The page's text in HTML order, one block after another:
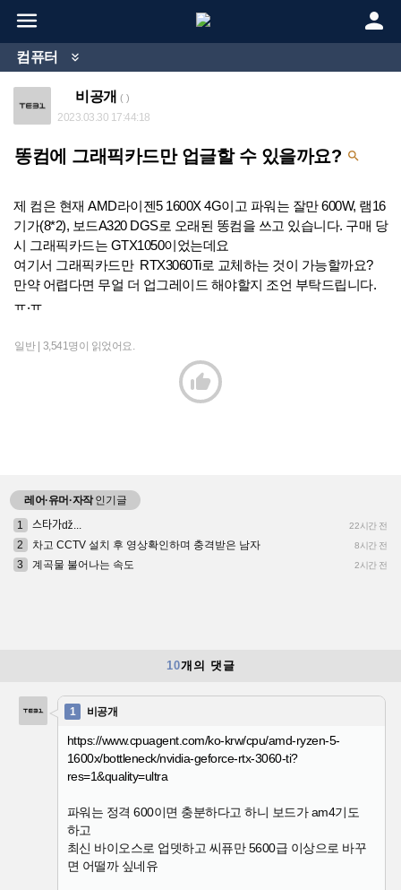
 
컴퓨터 
비공개 ( )
2023.03.30 17:44:18
똥컴에 그래픽카드만 업글할 수 있을까요? 
제 컴은 현재 AMD라이젠5 1600X 4G이고 파워는 잘만 600W, 램16
기가(8*2), 보드A320 DGS로 오래된 똥컴을 쓰고 있습니다. 구매 당
시 그래픽카드는 GTX1050이었는데요
여기서 그래픽카드만 RTX3060Ti로 교체하는 것이 가능할까요?
만약 어렵다면 무얼 더 업그레이드 해야할지 조언 부탁드립니다.
ㅠ.ㅠ
일반 | 3,541명이 읽었어요.

레어·유머·자작인기글
1
스타가ǆ... 22시간 전
2 차고 CCTV 설치 후 영상확인하며 충격받은 남자 8시간 전
3 계곡물 불어나는 속도 2시간 전
10개의 댓글
1 비공개
https://www.cpuagent.com/ko-krw/cpu/amd-ryzen-5-
1600x/bottleneck/nvidia-geforce-rtx-3060-ti?
res=1&quality=ultra
파워는 정격 600이면 충분하다고 하니 보드가 am4기도
하고
최신 바이오스로 업뎃하고 씨퓨만 5600급 이상으로 바꾸
면 어떨까 싶네유